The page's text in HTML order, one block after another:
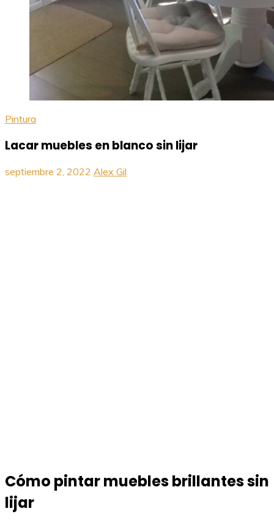
Pintura
Lacar muebles en blanco sin lijar
septiembre 2, 2022 Alex Gil
Cómo pintar muebles brillantes sin
lijar